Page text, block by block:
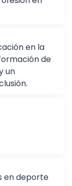
en la
de
un
en deporte